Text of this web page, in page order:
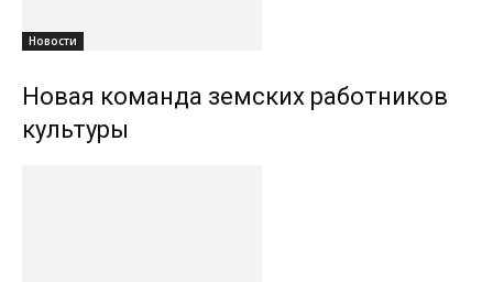
Новости
Новая команда земских работников
культуры